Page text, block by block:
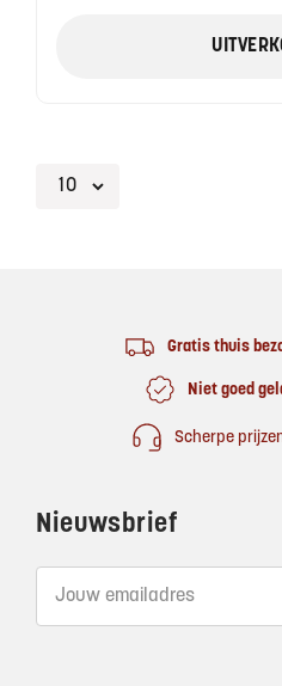
Gratis thuis
Niet goed
Scherpe
Nieuwsbrief